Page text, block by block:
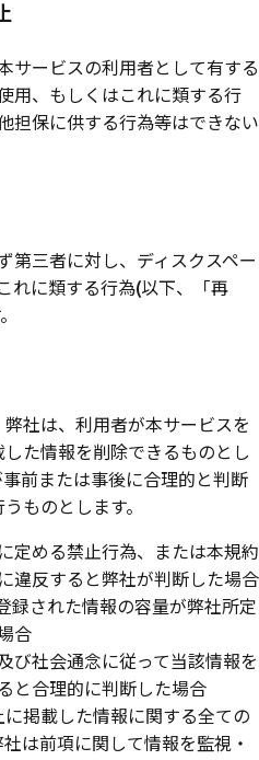
サービスの利用者として有する
用、もしくはこれに類する行
担保に供する行為等はできない
第三者に対し、ディスクスペー
れに類する行為(以下、「再
社は、利用者が本サービスを
た情報を削除できるものとし
前または事後に合理的と判断
ものとします。
定める禁止行為、または本規約
違反すると弊社が判断した場合
録された情報の容量が弊社所定
合
び社会通念に従って当該情報を
と合理的に判断した場合
掲載した情報に関する全ての
は前項に関して情報を監視・